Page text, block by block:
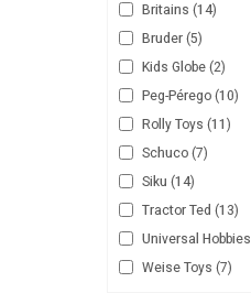
Britains (14)
Bruder (5)
Kids Globe (2)
Peg-Pérego (10)
Rolly Toys (11)
Schuco (7)
Siku (14)
Tractor Ted (13)
Universal Hobbies
Weise Toys (7)